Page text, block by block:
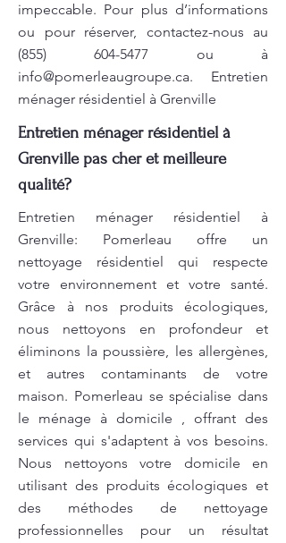
impeccable. Pour plus d’informations
ou pour réserver, contactez-nous au
(855) 604-5477 ou à
info@pomerleaugroupe.ca. Entretien
ménager résidentiel à Grenville
Entretien ménager résidentiel à
Grenville pas cher et meilleure
qualité?
Entretien ménager résidentiel à
Grenville: Pomerleau offre un
nettoyage résidentiel qui respecte
votre environnement et votre santé.
Grâce à nos produits écologiques,
nous nettoyons en profondeur et
éliminons la poussière, les allergènes,
et autres contaminants de votre
maison. Pomerleau se spécialise dans
le ménage à domicile , offrant des
services qui s'adaptent à vos besoins.
Nous nettoyons votre domicile en
utilisant des produits écologiques et
des méthodes de nettoyage
professionnelles pour un résultat